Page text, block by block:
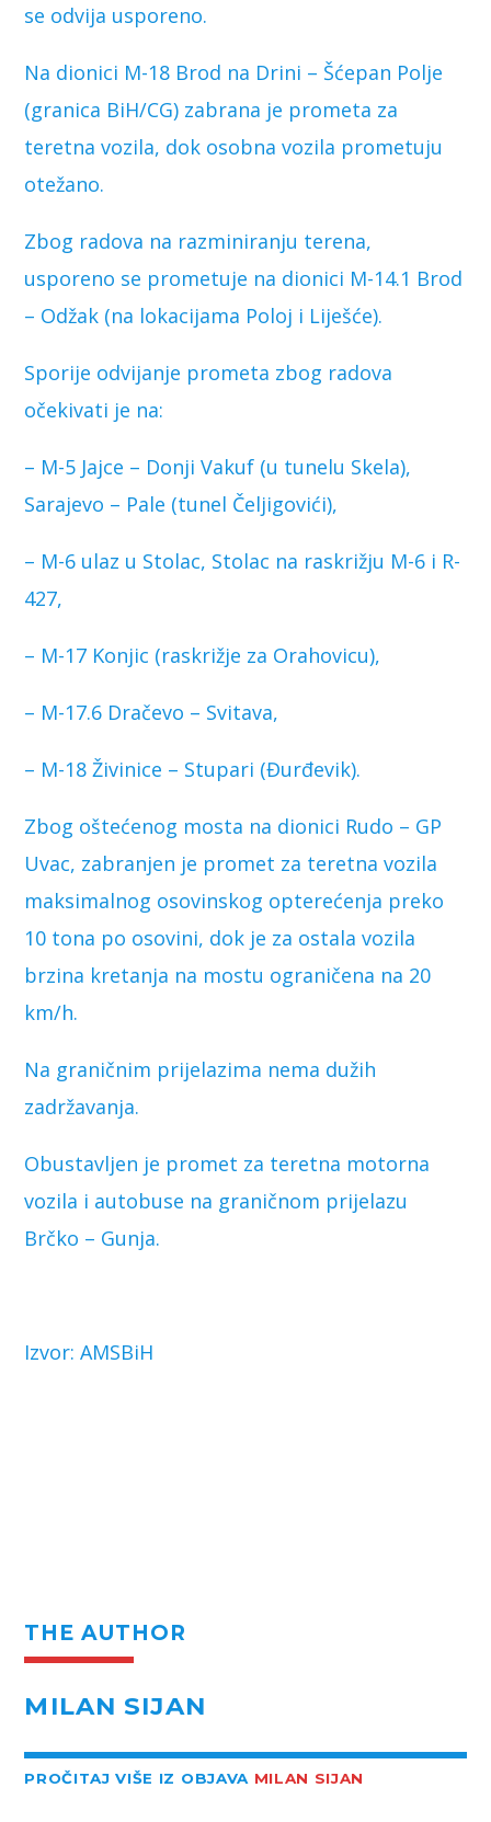
se odvija usporeno.
Na dionici M-18 Brod na Drini – Šćepan Polje
(granica BiH/CG) zabrana je prometa za
teretna vozila, dok osobna vozila prometuju
otežano.
Zbog radova na razminiranju terena,
usporeno se prometuje na dionici M-14.1 Brod
– Odžak (na lokacijama Poloj i Liješće).
Sporije odvijanje prometa zbog radova
očekivati je na:
– M-5 Jajce – Donji Vakuf (u tunelu Skela),
Sarajevo – Pale (tunel Čeljigovići),
– M-6 ulaz u Stolac, Stolac na raskrižju M-6 i R-
427,
– M-17 Konjic (raskrižje za Orahovicu),
– M-17.6 Dračevo – Svitava,
– M-18 Živinice – Stupari (Đurđevik).
Zbog oštećenog mosta na dionici Rudo – GP
Uvac, zabranjen je promet za teretna vozila
maksimalnog osovinskog opterećenja preko
10 tona po osovini, dok je za ostala vozila
brzina kretanja na mostu ograničena na 20
km/h.
Na graničnim prijelazima nema dužih
zadržavanja.
Obustavljen je promet za teretna motorna
vozila i autobuse na graničnom prijelazu
Brčko – Gunja.
Izvor: AMSBiH
THE AUTHOR
MILAN SIJAN
PROČITAJ VIŠE IZ OBJAVA MILAN SIJAN